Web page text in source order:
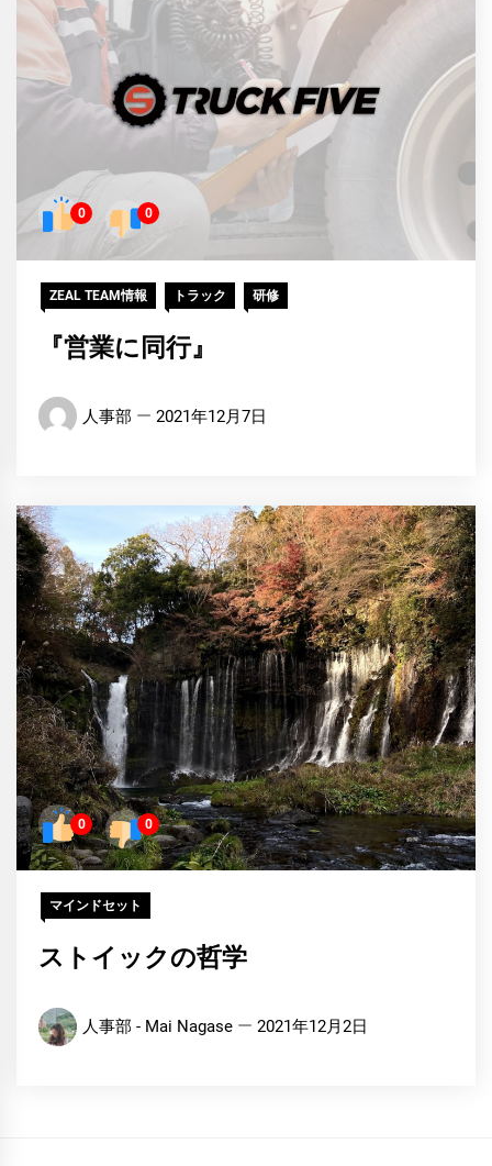
0 0
ZEAL TEAM情報 トラック 研修
『営業に同行』
人事部 2021年12月7日
0 0
マインドセット
ストイックの哲学
人事部 - Mai Nagase 2021年12月2日